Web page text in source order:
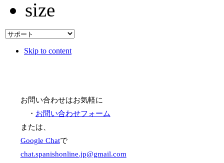
Skip to content
お問い合わせはお気軽に
・ お問い合わせフォーム
または、
Google Chatで
chat.spanishonline.jp@gmail.com